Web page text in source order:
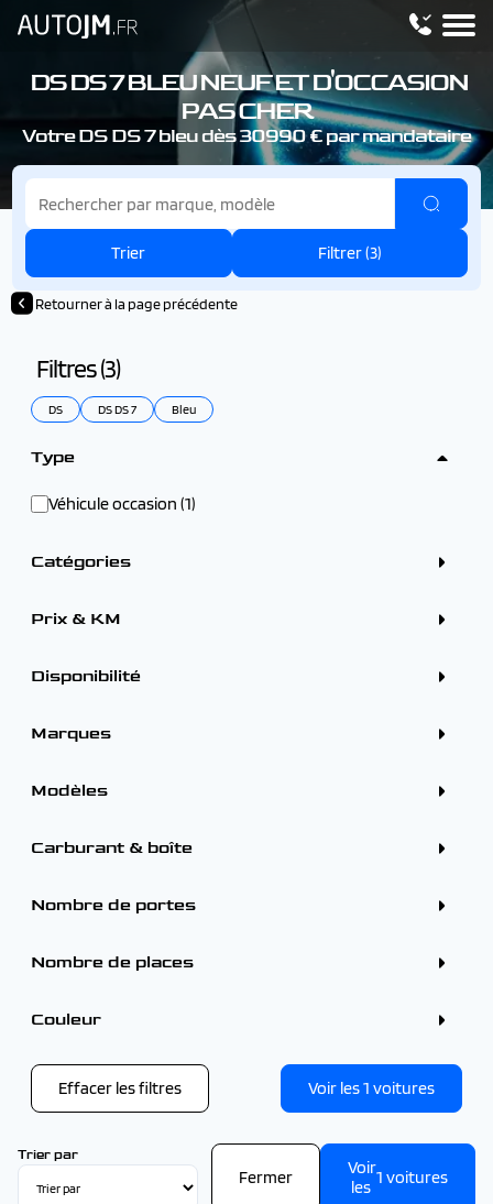
DS DS 7BLEU NEUF ET D'OCCASION
PAS CHER
Votre DS DS 7bleu dès 30990 € par mandataire
Trier Filtrer (3)
Retourner à la page précédente
Filtres (3)
DS DS DS 7 Bleu
Type
Véhicule occasion (1)
Catégories
Prix & KM
Disponibilité
Marques
DS (1)
PEUGEOT (19)
Modèles
DS DS 7 (1)
Carburant & boîte
Diesel (1)
Boîtes
Nombre de portes
Nombre de places
Couleur
Bleu (1)
Effacer les filtres
Voir les1 voitures
Trier par
Fermer
Voir
les 1 voitures